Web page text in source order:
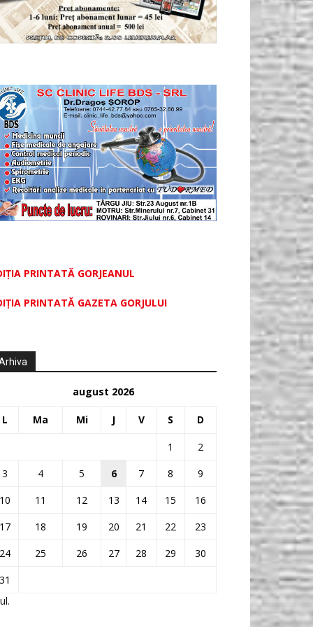
PRINTATĂ GORJEANUL
PRINTATĂ GAZETA GORJULUI
august 2026
L Ma Mi J V S D
1
2
3
4 5 6 7 8
9
11 12 13 14 15
16
18 19 20 21 22
23
25 26 27 28 29
30